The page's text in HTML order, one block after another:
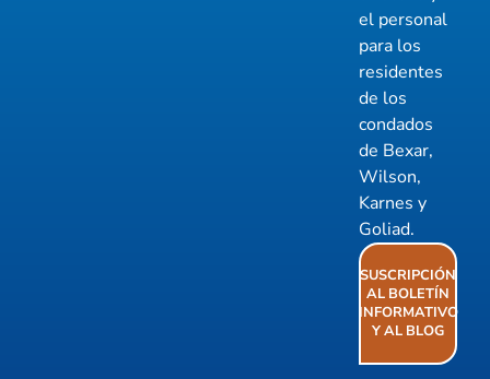
el personal
para los
residentes
de los
condados
de Bexar,
Wilson,
Karnes y
Goliad.
SUSCRIPCIÓN
AL BOLETÍN
INFORMATIVO
Y AL BLOG